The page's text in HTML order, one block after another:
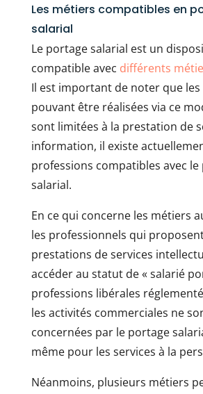
Les métiers compatibles en
salarial
Le portage salarial est un
compatible avec différents
Il est important de noter que les
pouvant être réalisées via ce
sont limitées à la prestation de
information, il existe
professions compatibles avec
salarial.
En ce qui concerne les métiers
les professionnels qui
prestations de services
accéder au statut de « salarié
professions libérales
les activités commerciales ne
concernées par le portage
même pour les services à la
Néanmoins, plusieurs métiers